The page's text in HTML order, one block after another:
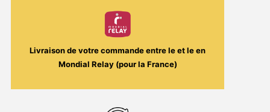
Livraison de votre commande entre leet leen
Mondial Relay (pour la France)